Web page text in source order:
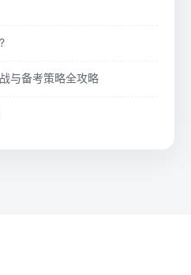
与备考策略全攻略